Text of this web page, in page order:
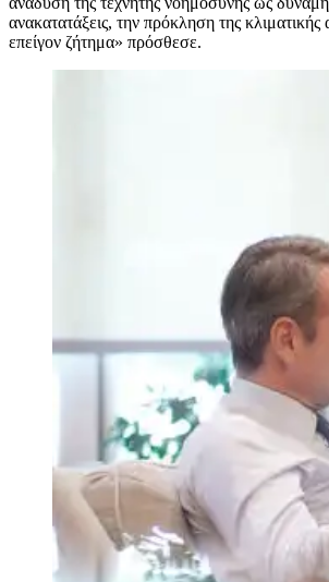
ανακατατάξεις, την πρόκληση της κλιματικής
επείγον ζήτημα» πρόσθεσε.